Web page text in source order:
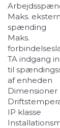
Maks. ekstern
spænding
Maks.
TA indgang
til
af enheden
Dimensioner
IP klasse